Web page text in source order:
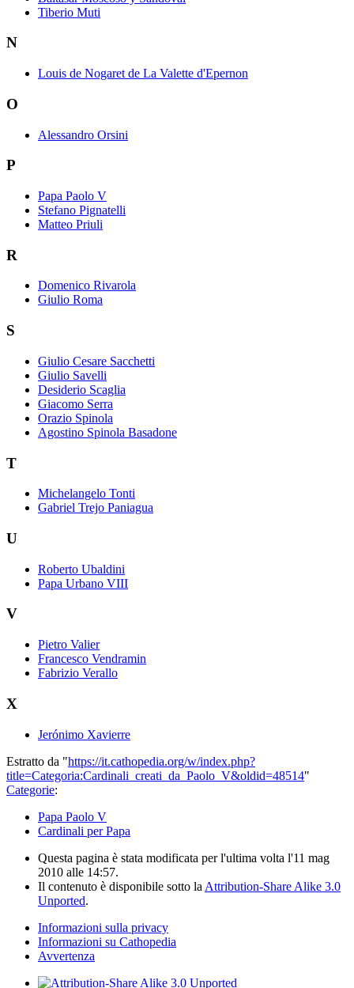
Tiberio Muti
N
Louis de Nogaret de La Valette d'Epernon
O
Alessandro Orsini
P
Papa Paolo V
Stefano Pignatelli
Matteo Priuli
R
Domenico Rivarola
Giulio Roma
S
Giulio Cesare Sacchetti
Giulio Savelli
Desiderio Scaglia
Giacomo Serra
Orazio Spinola
Agostino Spinola Basadone
T
Michelangelo Tonti
Gabriel Trejo Paniagua
U
Roberto Ubaldini
Papa Urbano VIII
V
Pietro Valier
Francesco Vendramin
Fabrizio Verallo
X
Jerónimo Xavierre
Estratto da "https://it.cathopedia.org/w/index.php?
title=Categoria:Cardinali_creati_da_Paolo_V&oldid=48514"
Categorie:
Papa Paolo V
Cardinali per Papa
Questa pagina è stata modificata per l'ultima volta l'11 mag
2010 alle 14:57.
Il contenuto è disponibile sotto la Attribution-Share Alike 3.0
Unported.
Informazioni sulla privacy
Informazioni su Cathopedia
Avvertenza